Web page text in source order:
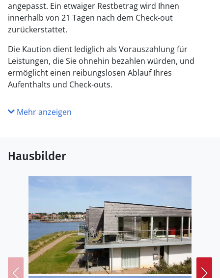
angepasst. Ein etwaiger Restbetrag wird Ihnen
innerhalb von 21 Tagen nach dem Check-out
zurückerstattet.
Die Kaution dient lediglich als Vorauszahlung für
Leistungen, die Sie ohnehin bezahlen würden, und
ermöglicht einen reibungslosen Ablauf Ihres
Aufenthalts und Check-outs.
Mehr anzeigen
Hausbilder